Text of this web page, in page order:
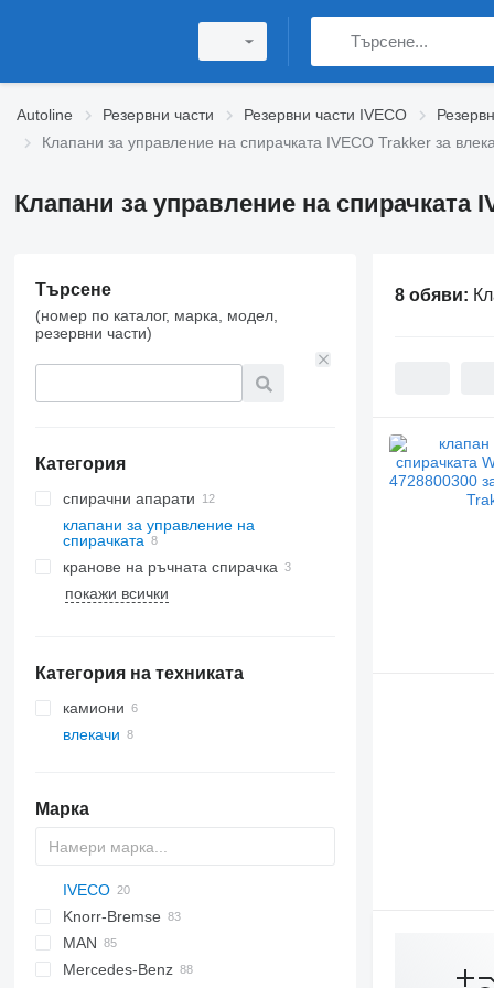
Autoline Резервни части Резервни части IVECO
Клапани за управление на спирачката IVECO Trakker за
Клапани за управление на спирачката
Търсене
(номер по каталог, марка, модел,
резервни части)
Категория
спирачни апарати
клапани за управление на
спирачката
кранове на ръчната спирачка
покажи всички
Категория на техниката
камиони
влекачи
Марка
CF
LF
XF
XG
IVECO
EuroCargo
S-Way
Stralis
Knorr-Bremse
MAN
F90
Mercedes-Benz
8 обяви: